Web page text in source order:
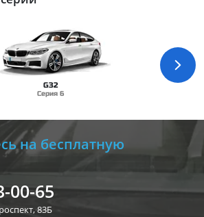
G32
Серия 6
на бесплатную
00-65
83Б